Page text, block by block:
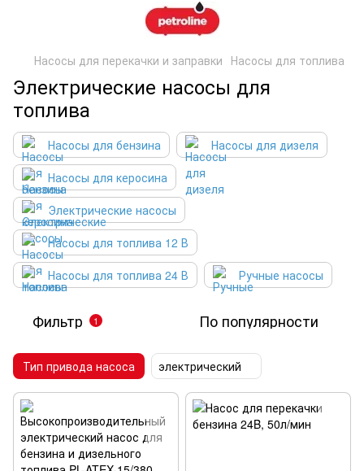
Насосы для перекачки и заправки Насосы для топлива
Электрические насосы для
топлива
Насосы для бензина
Насосы для дизеля
Насосы для керосина
Электрические насосы
Насосы для топлива 12 В
Насосы для топлива 24 В
Ручные насосы
Фильтр 1 По популярности
Тип привода насоса электрический